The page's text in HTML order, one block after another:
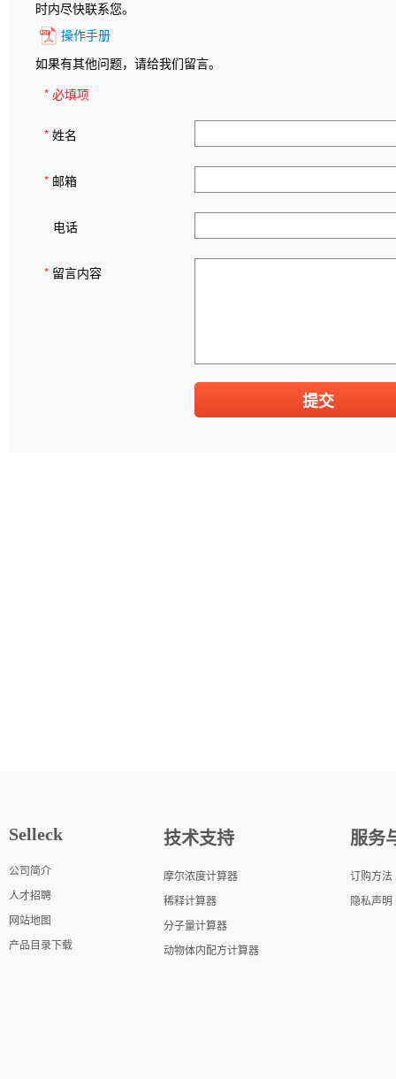
时内尽快联系您。
操作手册
如果有其他问题，请给我们留言。
* 必填项
* 姓名
* 邮箱
电话
* 留言内容
Selleck
公司简介
人才招聘
网站地图
产品目录下载
技术支持
摩尔浓度计算器
稀释计算器
分子量计算器
动物体内配方计算器
服务
订购方法
隐私声明